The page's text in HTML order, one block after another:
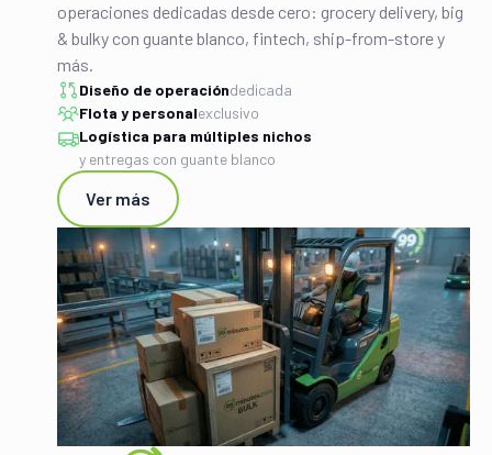
operaciones dedicadas desde cero: grocery delivery, big
& bulky con guante blanco, fintech, ship-from-store y
más.
Diseño de operacióndedicada
Flota y personalexclusivo
Logística para múltiples nichos
y entregas con guante blanco
Ver más